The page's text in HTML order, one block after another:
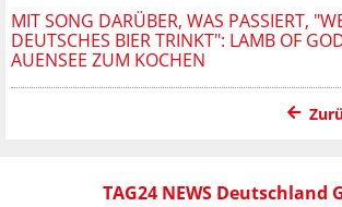
MIT SONG DARÜBER, WAS PASSIERT,
DEUTSCHES BIER TRINKT": LAMB OF
AUENSEE ZUM KOCHEN
TAG24 NEWS Deutschland